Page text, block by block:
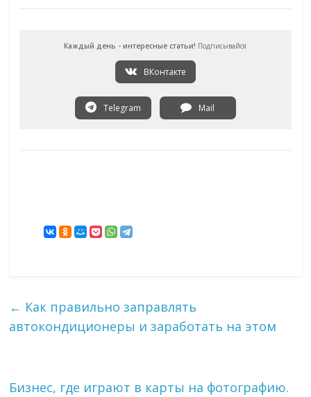
Каждый день - интересные статьи! Подписывайся
ВКонтакте
Telegram Mail
← Как правильно заправлять
автокондиционеры и заработать на этом
Бизнес, где играют в карты на фотографию.